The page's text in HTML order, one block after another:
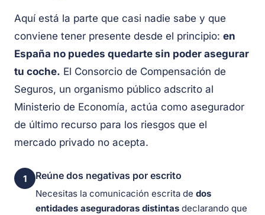
Aquí está la parte que casi nadie sabe y que
conviene tener presente desde el principio: en
España no puedes quedarte sin poder asegurar
tu coche. El Consorcio de Compensación de
Seguros, un organismo público adscrito al
Ministerio de Economía, actúa como asegurador
de último recurso para los riesgos que el
mercado privado no acepta.
1 Reúne dos negativas por escrito
Necesitas la comunicación escrita de dos
entidades aseguradoras distintas declarando que